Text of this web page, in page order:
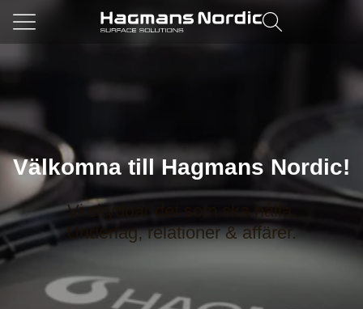
Välkomna till Hagmans Nordic!
Vi skyddar det som ska hålla.
Underlag, relationer & affärer.